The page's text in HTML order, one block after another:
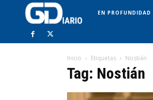
EN PROFUNDIDAD
Inicio Etiquetas Nostián
Tag: Nostián